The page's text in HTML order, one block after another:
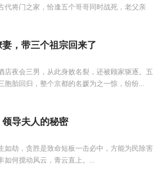
代将门之家，恰逢五个哥哥同时战死，老父亲
，带三个祖宗回来了
店夜会三男，从此身败名裂，还被顾家驱逐。五
胞胎回归，整个京都的名媛为之一惊，纷纷...
导夫人的秘密
如劫，贪胜是致命短板一击必中，方能为民除害
如何搅动风云，青云直上。...